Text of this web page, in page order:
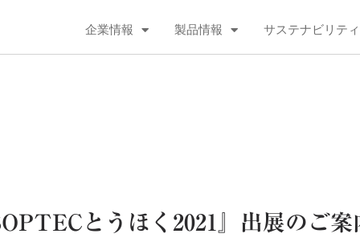
企業情報 製品情報 サステナビリティ
とうほく2021』出展のご案